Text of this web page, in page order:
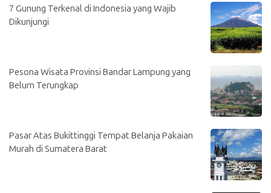
7 Gunung Terkenal di Indonesia yang Wajib
Dikunjungi
Pesona Wisata Provinsi Bandar Lampung yang
Belum Terungkap
Pasar Atas Bukittinggi Tempat Belanja Pakaian
Murah di Sumatera Barat